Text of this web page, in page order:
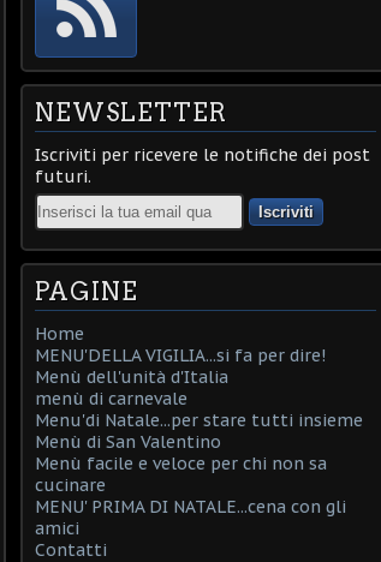
NEWSLETTER
Iscriviti per ricevere le notifiche dei post
futuri.
Email
PAGINE
Home
MENU'DELLA VIGILIA...si fa per dire!
Menù dell'unità d'Italia
menù di carnevale
Menu'di Natale...per stare tutti insieme
Menù di San Valentino
Menù facile e veloce per chi non sa
cucinare
MENU' PRIMA DI NATALE...cena con gli
amici
Contatti